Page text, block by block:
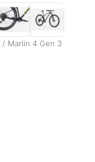
/ Marlin 4 Gen 3